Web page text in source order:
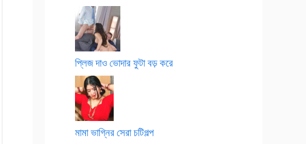
প্লিজ দাও ভোদার ফুটা বড় করে
মামা ভাগ্নির সেরা চটিগল্প